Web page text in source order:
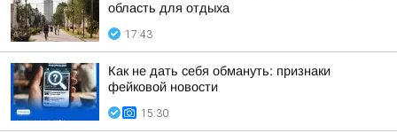
область для отдыха
17:43
Как не дать себя обмануть: признаки
фейковой новости
15:30